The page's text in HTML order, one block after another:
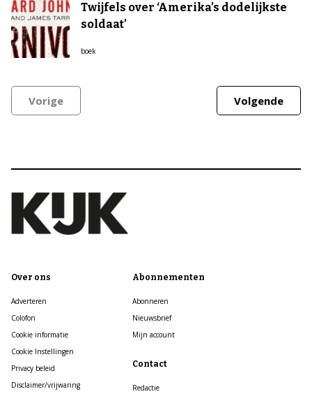
Twijfels over ‘Amerika’s dodelijkste
soldaat’
boek
Vorige Volgende
Over ons
Adverteren
Colofon
Cookie informatie
Cookie Instellingen
Privacy beleid
Disclaimer/vrijwaring
Abonnementen
Abonneren
Nieuwsbrief
Mijn account
Contact
Redactie